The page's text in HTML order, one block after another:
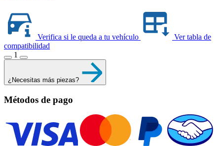
Verifica si le queda a tu vehículo
Ver tabla de
compatibilidad
1
¿Necesitas más piezas?
Métodos de pago